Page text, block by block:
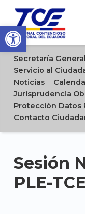
Open toolbar
Sitio oficial del Tribunal Contencioso Electoral del Ecuador
Secretaría General
Servicio al
Noticias
Jurisprudencia
Protección Datos
Contacto
Sesión
PLE-